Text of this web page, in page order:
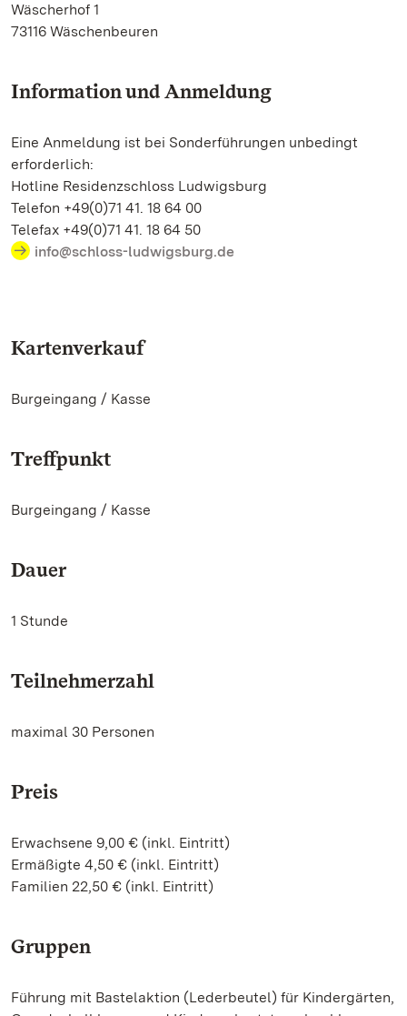
Wäscherhof 1
73116 Wäschenbeuren
Information und Anmeldung
Eine Anmeldung ist bei Sonderführungen unbedingt
erforderlich:
Hotline Residenzschloss Ludwigsburg
Telefon +49(0)71 41. 18 64 00
Telefax +49(0)71 41. 18 64 50
info@schloss-ludwigsburg.de
Kartenverkauf
Burgeingang / Kasse
Treffpunkt
Burgeingang / Kasse
Dauer
1 Stunde
Teilnehmerzahl
maximal 30 Personen
Preis
Erwachsene 9,00 € (inkl. Eintritt)
Ermäßigte 4,50 € (inkl. Eintritt)
Familien 22,50 € (inkl. Eintritt)
Gruppen
Führung mit Bastelaktion (Lederbeutel) für Kindergärten,